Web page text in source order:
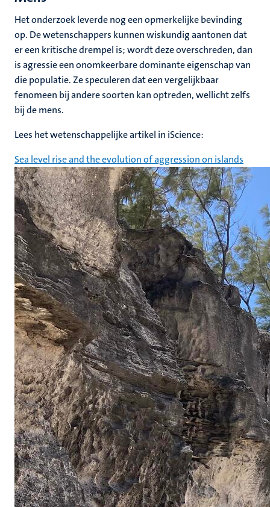
Het onderzoek leverde nog een opmerkelijke bevinding
op. De wetenschappers kunnen wiskundig aantonen dat
er een kritische drempel is; wordt deze overschreden, dan
is agressie een onomkeerbare dominante eigenschap van
die populatie. Ze speculeren dat een vergelijkbaar
fenomeen bij andere soorten kan optreden, wellicht zelfs
bij de mens.
Lees het wetenschappelijke artikel in iScience:
Sea level rise and the evolution of aggression on islands